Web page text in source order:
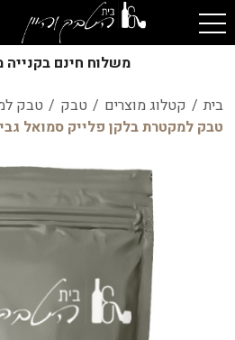
משלוח חינם בקנייה מעל
בית / קטלוג מוצרים / טבק / טבק
טבק למקטרת בלקן פלייק סמואל